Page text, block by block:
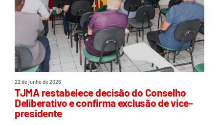
22 de junho de 2026
TJMA restabelece decisão do Conselho
Deliberativo e confirma exclusão de vice-
presidente